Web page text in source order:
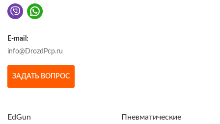
E-mail:
info@DrozdPcp.ru
ЗАДАТЬ ВОПРОС
EdGun
Пневматические